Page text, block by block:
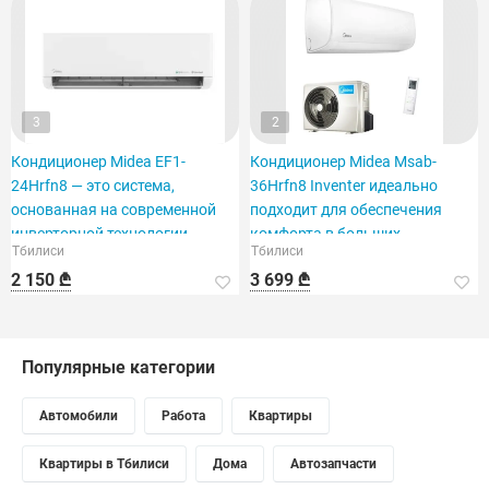
3
Кондиционер Midea EF1-
24Hrfn8 — это система,
основанная на современной
инверторной технологии.
Тбилиси
2 150 ₾
2
Кондиционер Midea Msab-
36Hrfn8 Inventer идеально
подходит для обеспечения
комфорта в больших
помещениях.
Тбилиси
3 699 ₾
Популярные категории
Автомобили Работа Квартиры
Квартиры в Тбилиси Дома Автозапчасти